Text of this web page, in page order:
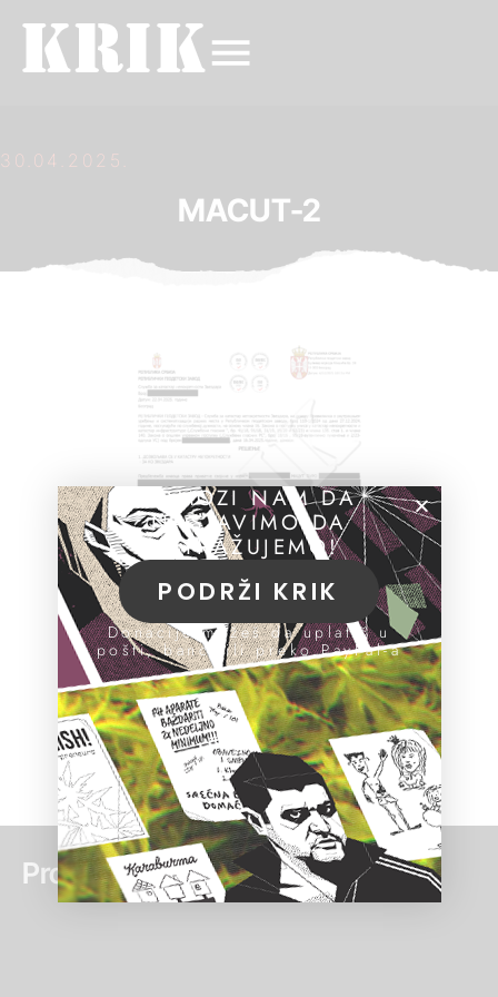
30.04.2025.
MACUT-2
Pročitaj još:
POMOZI NAM DA
NASTAVIMO DA
ISTRAŽUJEMO!
PODRŽI KRIK
Donacije možeš da uplatiš u
pošti, banci ili preko PayPal-a